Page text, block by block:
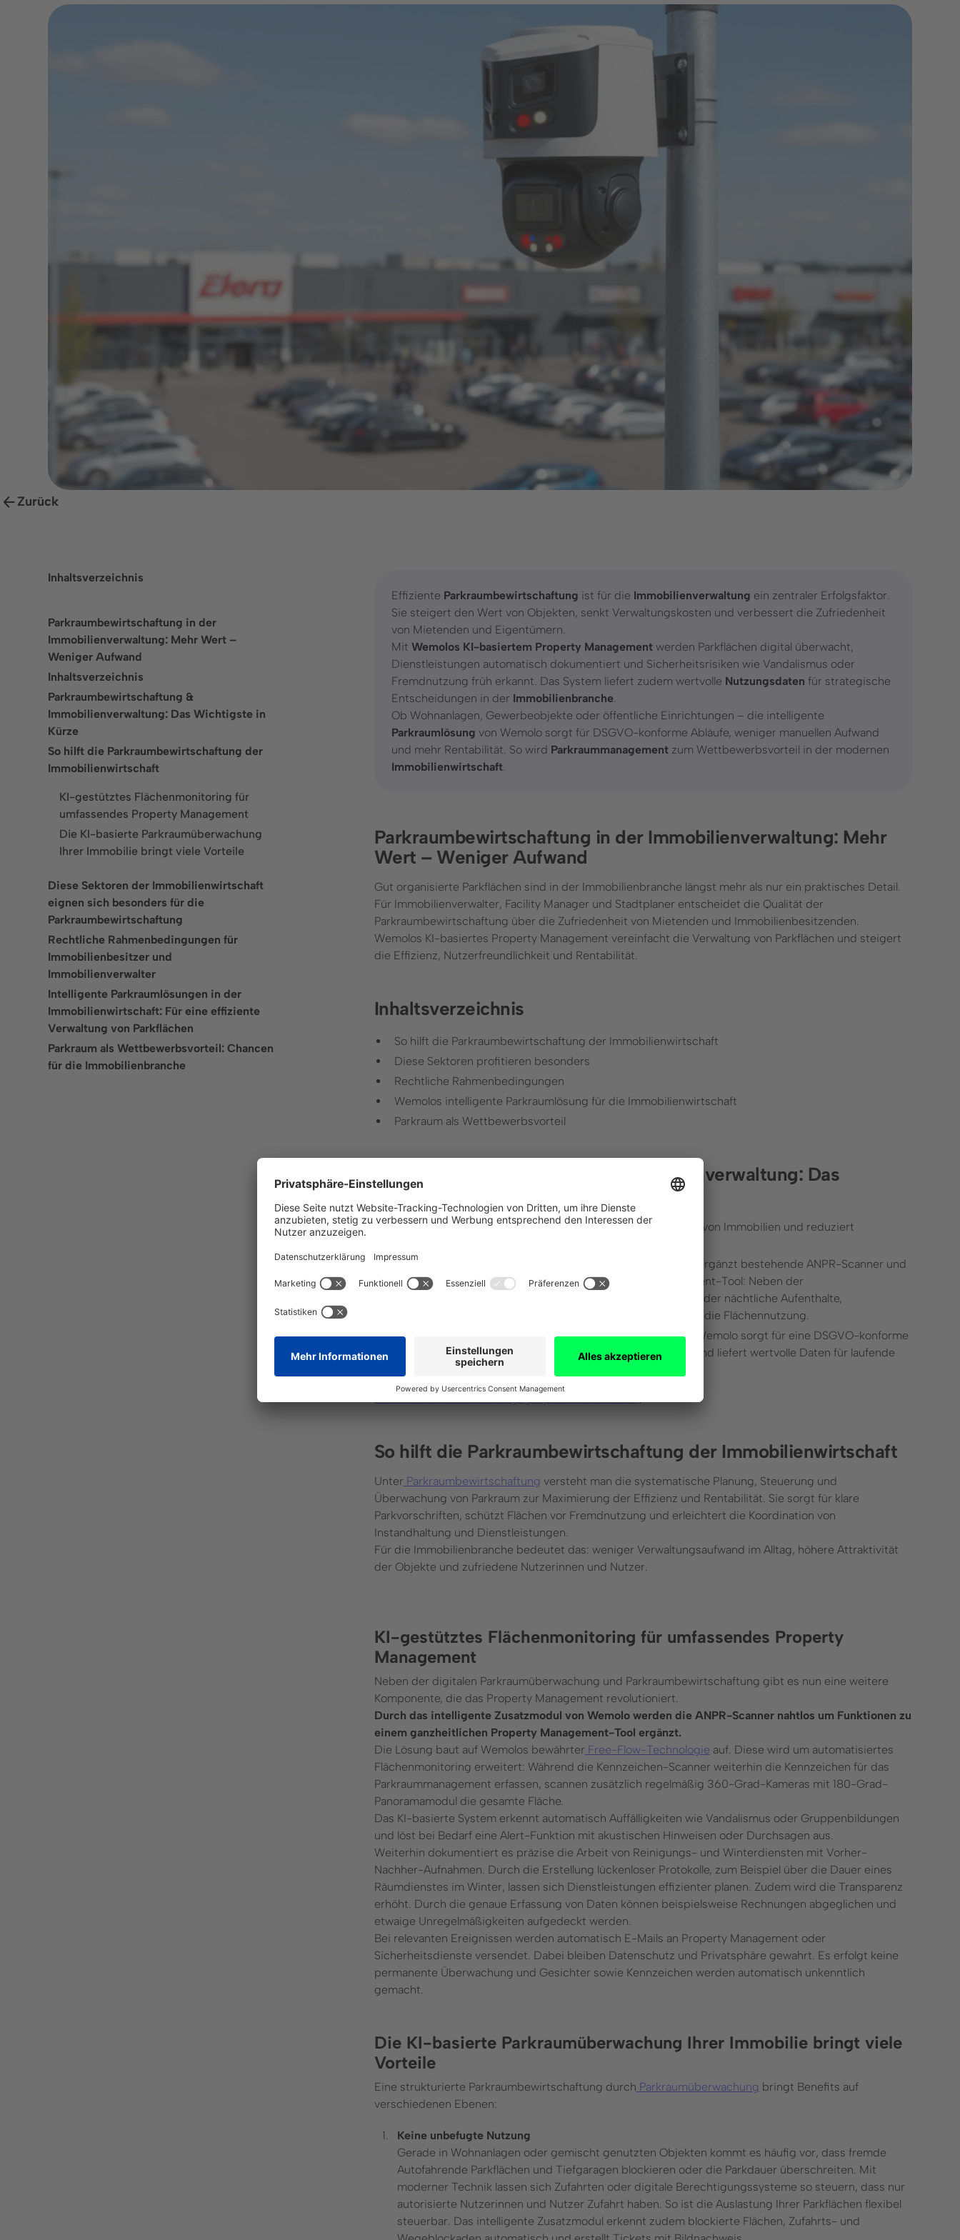
Zurück
Inhaltsverzeichnis
Parkraumbewirtschaftung in der
Immobilienverwaltung: Mehr Wert –
Weniger Aufwand
Inhaltsverzeichnis
Parkraumbewirtschaftung &
Immobilienverwaltung: Das Wichtigste in
Kürze
So hilft die Parkraumbewirtschaftung der
Immobilienwirtschaft
KI-gestütztes Flächenmonitoring für
umfassendes Property Management
Die KI-basierte Parkraumüberwachung
Ihrer Immobilie bringt viele Vorteile
Diese Sektoren der Immobilienwirtschaft
eignen sich besonders für die
Parkraumbewirtschaftung
Rechtliche Rahmenbedingungen für
Immobilienbesitzer und
Immobilienverwalter
Intelligente Parkraumlösungen in der
Immobilienwirtschaft: Für eine effiziente
Verwaltung von Parkflächen
Parkraum als Wettbewerbsvorteil: Chancen
für die Immobilienbranche
Effiziente Parkraumbewirtschaftung ist für die Immobilienverwaltung ein zentraler Erfolgsfaktor.
Sie steigert den Wert von Objekten, senkt Verwaltungskosten und verbessert die Zufriedenheit
von Mietenden und Eigentümern.
Mit Wemolos KI-basiertem Property Managementwerden Parkflächen digital überwacht,
Dienstleistungen automatisch dokumentiert und Sicherheitsrisiken wie Vandalismus oder
Fremdnutzung früh erkannt. Das System liefert zudem wertvolle Nutzungsdaten für strategische
Entscheidungen in der Immobilienbranche.
Ob Wohnanlagen, Gewerbeobjekte oder öffentliche Einrichtungen – die intelligente
Parkraumlösung von Wemolo sorgt für DSGVO-konforme Abläufe, weniger manuellen Aufwand
und mehr Rentabilität. So wird Parkraummanagementzum Wettbewerbsvorteil in der modernen
Immobilienwirtschaft.
Parkraumbewirtschaftung in der Immobilienverwaltung: Mehr
Wert – Weniger Aufwand
Gut organisierte Parkflächen sind in der Immobilienbranche längst mehr als nur ein praktisches Detail.
Für Immobilienverwalter, Facility Manager und Stadtplaner entscheidet die Qualität der
Parkraumbewirtschaftung über die Zufriedenheit von Mietenden und Immobilienbesitzenden.
Wemolos KI-basiertes Property Management vereinfacht die Verwaltung von Parkflächen und steigert
die Effizienz, Nutzerfreundlichkeit und Rentabilität.
Inhaltsverzeichnis
So hilft die Parkraumbewirtschaftung der Immobilienwirtschaft
Diese Sektoren profitieren besonders
Rechtliche Rahmenbedingungen
Wemolos intelligente Parkraumlösung für die Immobilienwirtschaft
Parkraum als Wettbewerbsvorteil
Parkraumbewirtschaftung & Immobilienverwaltung: Das
Wichtigste in Kürze
Professionelle Parkraumbewirtschaftung steigert den Wert von Immobilien und reduziert
Wemolos KI-basiertes Zusatzmodul für Flächenmonitoring ergänzt bestehende ANPR-Scanner und
verwandelt sie in ein vollautomatisches Property Management-Tool: Neben der
Parkraumüberwachung erkennt es zusätzlich Vandalismus oder nächtliche Aufenthalte,
dokumentiert Service- und Dienstleistungen und analysiert die Flächennutzung.
Die Nutzung des digitalen Parkraummanagemements von Wemolo sorgt für eine DSGVO-konforme
Verwaltung, trägt zur Wertsteigerung einer Immobilie bei und liefert wertvolle Daten für laufende
und zukünftige Projekte.
So hilft die Parkraumbewirtschaftung der Immobilienwirtschaft
Unter Parkraumbewirtschaftung versteht man die systematische Planung, Steuerung und
Überwachung von Parkraum zur Maximierung der Effizienz und Rentabilität. Sie sorgt für klare
Parkvorschriften, schützt Flächen vor Fremdnutzung und erleichtert die Koordination von
Instandhaltung und Dienstleistungen.
Für die Immobilienbranche bedeutet das: weniger Verwaltungsaufwand im Alltag, höhere Attraktivität
der Objekte und zufriedene Nutzerinnen und Nutzer.
KI-gestütztes Flächenmonitoring für umfassendes Property
Management
Neben der digitalen Parkraumüberwachung und Parkraumbewirtschaftung gibt es nun eine weitere
Komponente, die das Property Management revolutioniert.
Durch das intelligente Zusatzmodul von Wemolo werden die ANPR-Scanner nahtlos um Funktionen zu
einem ganzheitlichen Property Management-Tool ergänzt.
Die Lösung baut auf Wemolos bewährter Free-Flow-Technologie auf. Diese wird um automatisiertes
Flächenmonitoring erweitert: Während die Kennzeichen-Scanner weiterhin die Kennzeichen für das
Parkraummanagement erfassen, scannen zusätzlich regelmäßig 360-Grad-Kameras mit 180-Grad-
Panoramamodul die gesamte Fläche.
Das KI-basierte System erkennt automatisch Auffälligkeiten wie Vandalismus oder Gruppenbildungen
und löst bei Bedarf eine Alert-Funktion mit akustischen Hinweisen oder Durchsagen aus.
Weiterhin dokumentiert es präzise die Arbeit von Reinigungs- und Winterdiensten mit Vorher-
Nachher-Aufnahmen. Durch die Erstellung lückenloser Protokolle, zum Beispiel über die Dauer eines
Räumdienstes im Winter, lassen sich Dienstleistungen effizienter planen. Zudem wird die Transparenz
erhöht. Durch die genaue Erfassung von Daten können beispielsweise Rechnungen abgeglichen und
etwaige Unregelmäßigkeiten aufgedeckt werden.
Bei relevanten Ereignissen werden automatisch E-Mails an Property Management oder
Sicherheitsdienste versendet. Dabei bleiben Datenschutz und Privatsphäre gewahrt. Es erfolgt keine
permanente Überwachung und Gesichter sowie Kennzeichen werden automatisch unkenntlich
gemacht.
Die KI-basierte Parkraumüberwachung Ihrer Immobilie bringt viele
Vorteile
Eine strukturierte Parkraumbewirtschaftung durch Parkraumüberwachung bringt Benefits auf
verschiedenen Ebenen:
Keine unbefugte Nutzung
Gerade in Wohnanlagen oder gemischt genutzten Objekten kommt es häufig vor, dass fremde
Autofahrende Parkflächen und Tiefgaragen blockieren oder die Parkdauer überschreiten. Mit
moderner Technik lassen sich Zufahrten oder digitale Berechtigungssysteme so steuern, dass nur
autorisierte Nutzerinnen und Nutzer Zufahrt haben. So ist die Auslastung Ihrer Parkflächen flexibel
steuerbar. Das intelligente Zusatzmodul erkennt zudem blockierte Flächen, Zufahrts- und
Aus Erfahrung können wir sagen, dass eine kurze Einschätzung Ihrer Situation die wichtigsten Fragen
effektiv klärt und den Weg zu einer erfolgreichen Zusammenarbeit ebnet.
Termin buchen
Sprache
© 2026 Wemolo GmbH
Lösungen
Parkraumüberwachung
Parkraumbewirtschaftung
Parkplatzvermietung
Finanzdienstleistungen
Freizeitanlagen
Hotellerie
Infrastruktur, Parkhäuser &
Messen
Städte und Kommunen
Über uns
Kundengeschichten
Social Media
Instagram
Kontaktformular
+49 (0) 89 6931 464 91
Ressourcen
Blog
FAQ
Kennzeichenerkennung
Impressum